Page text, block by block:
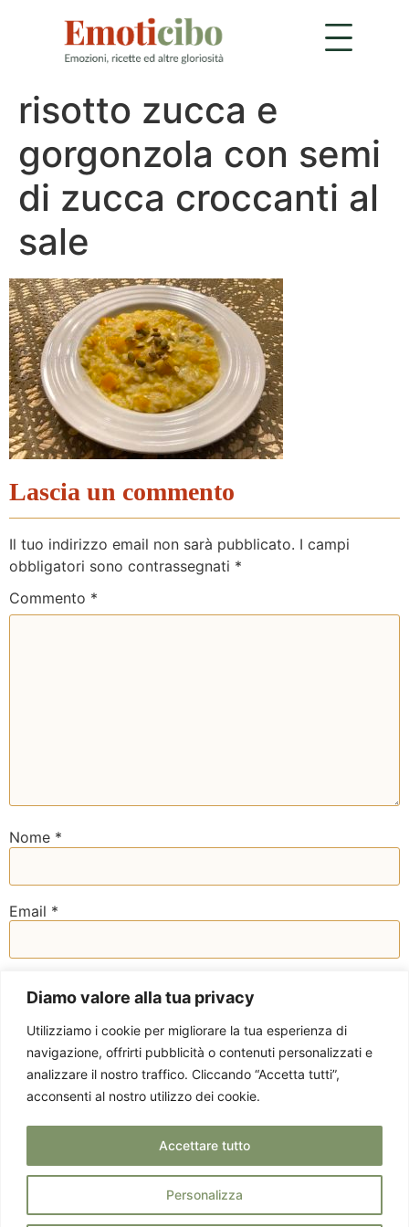
Diamo valore alla tua privacy
Utilizziamo i cookie per migliorare la tua esperienza di
navigazione, offrirti pubblicità o contenuti personalizzati e
analizzare il nostro traffico. Cliccando “Accetta tutti”,
acconsenti al nostro utilizzo dei cookie.
Personalizza
Accettare tutto
risotto zucca e
gorgonzola con semi
di zucca croccanti al
sale
Lascia un commento
Il tuo indirizzo email non sarà pubblicato. I campi
obbligatori sono contrassegnati *
Commento *
Nome *
Email *
© 2025 EMOTICIBO.
Via Staurenghi 37 -
Privacy Policy